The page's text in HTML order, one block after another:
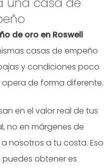
de oro en Roswell
casas de empeño
y condiciones poco
de forma diferente.
en el valor real de tus
no en márgenes de
nosotros a tu costa. Eso
obtener es